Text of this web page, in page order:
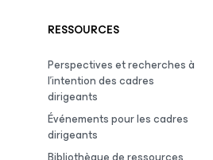
RESSOURCES
Perspectives et recherches à
l’intention des cadres
dirigeants
Événements pour les cadres
dirigeants